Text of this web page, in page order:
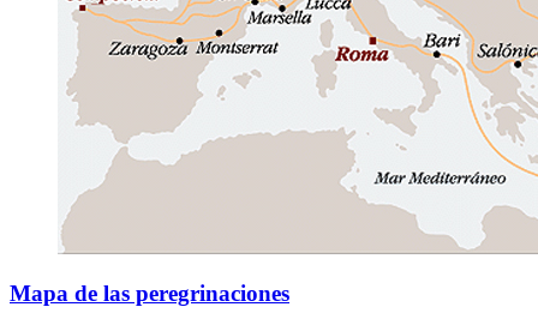
Mapa de las peregrinaciones